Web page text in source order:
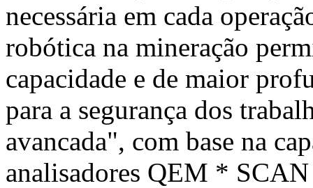
necessária em cada
robótica na mineração
capacidade e de maior
para a segurança dos
avancada", com base na
analisadores QEM *